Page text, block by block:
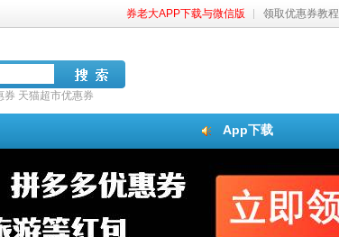
券老大APP下载与微信版 领取优惠券教程
券 天猫超市优惠券
App下载